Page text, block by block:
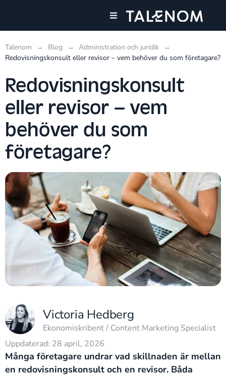
Talenom → Blog → Administration och juridik
→
Redovisningskonsult eller revisor – vem behöver du som företagare?
Redovisningskonsult
eller revisor – vem
behöver du som
företagare?
Victoria Hedberg
Ekonomiskribent / Content Marketing Specialist
Uppdaterad: 28 april, 2026
Många företagare undrar vad skillnaden är mellan
en redovisningskonsult och en revisor. Båda